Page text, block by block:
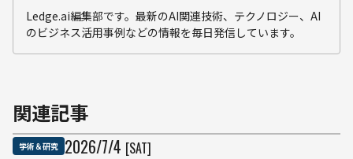
Ledge.ai編集部です。最新のAI関連技術、テクノロジー、AI
のビジネス活用事例などの情報を毎日発信しています。
関連記事
学術＆研究 2026/7/4 [SAT]